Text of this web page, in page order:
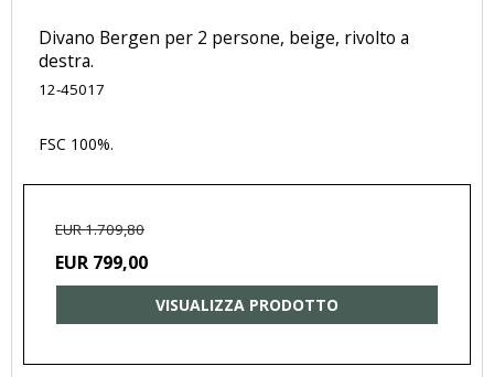
Divano Bergen per 2 persone, beige, rivolto a
destra.
12-45017
FSC 100%.
EUR 1.709,80
EUR 799,00
VISUALIZZA PRODOTTO